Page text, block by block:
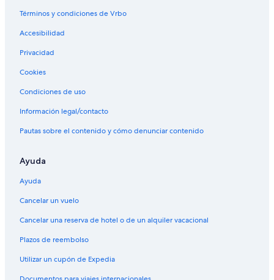
Términos y condiciones de Vrbo
Accesibilidad
Privacidad
Cookies
Condiciones de uso
Información legal/contacto
Pautas sobre el contenido y cómo denunciar contenido
Ayuda
Ayuda
Cancelar un vuelo
Cancelar una reserva de hotel o de un alquiler vacacional
Plazos de reembolso
Utilizar un cupón de Expedia